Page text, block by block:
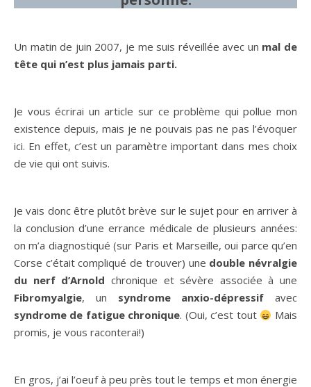
Un matin de juin 2007, je me suis réveillée avec un mal de
tête qui n’est plus jamais parti.
Je vous écrirai un article sur ce problème qui pollue mon
existence depuis, mais je ne pouvais pas ne pas l’évoquer
ici. En effet, c’est un paramètre important dans mes choix
de vie qui ont suivis.
Je vais donc être plutôt brève sur le sujet pour en arriver à
la conclusion d’une errance médicale de plusieurs années:
on m’a diagnostiqué (sur Paris et Marseille, oui parce qu’en
Corse c’était compliqué de trouver) une double névralgie
du nerf d’Arnold chronique et sévère associée à une
Fibromyalgie, un syndrome anxio-dépressif avec
syndrome de fatigue chronique. (Oui, c’est tout
Mais
promis, je vous raconterai!)
En gros, j’ai l’oeuf à peu près tout le temps et mon énergie